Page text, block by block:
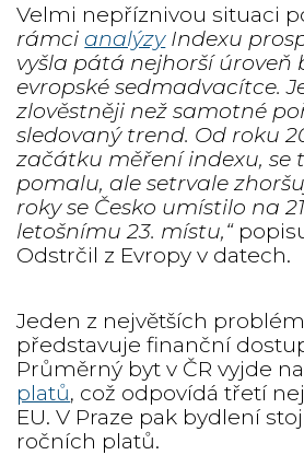
Velmi nepříznivou situaci
rámcianalýzyIndexu
vyšla pátá nejhorší úroveň
evropské sedmadvacítce.
zlověstněji než samotné
sledovaný trend. Od roku
začátku měření indexu,
pomalu, ale setrvale
roky se Česko umístilo na
letošnímu 23. místu,“
Odstrčil z Evropy v datech.
Jeden z největších
představuje finanční
Průměrný byt v ČR vyjde
platů, což odpovídá třetí
EU. V Praze pak bydlení
ročních platů.